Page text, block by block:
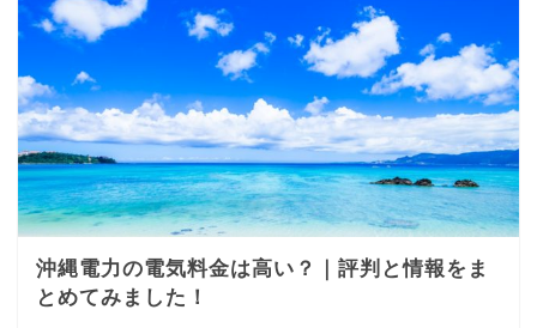
沖縄電力の電気料金は高い？｜評判と情報をま
とめてみました！